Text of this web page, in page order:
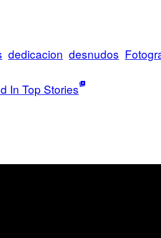
dedicacion desnudos
In Top Stories